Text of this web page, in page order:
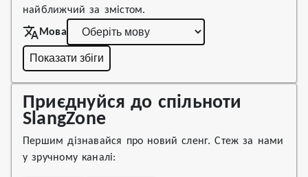
найближчий за змістом.
Мова
Показати збіги
Приєднуйся до спільноти
SlangZone
Першим дізнавайся про новий сленг. Стеж за нами
у зручному каналі: